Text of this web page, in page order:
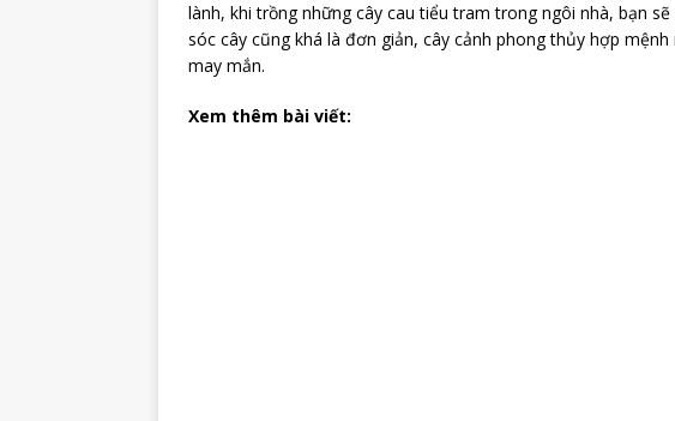
lành, khi trồng những cây cau tiểu tram trong ngôi nhà, bạn
sóc cây cũng khá là đơn giản, cây cảnh phong thủy hợp
may mắn.
Xem thêm bài viết: